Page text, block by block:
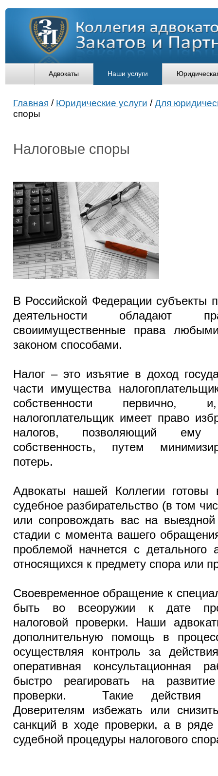
Адвокаты Наши услуги
Главная / Юридические услуги /Для
споры
Налоговые споры
В Российской Федерации субъекты
деятельности обладают
своиимущественные права
законом способами.
Налог – это изъятие в доход
части имущества
собственности первично,
налогоплательщик имеет право
налогов, позволяющий ему
собственность, путем
потерь.
Адвокаты нашей Коллегии готовы
судебное разбирательство (в том
или сопровождать вас на
стадии с момента вашего
проблемой начнется с детального
относящихся к предмету спора или
Своевременное обращение к
быть во всеоружии к дате
налоговой проверки. Наши
дополнительную помощь в
осуществляя контроль за
оперативная консультационная
быстро реагировать на
проверки. Такие действия
Доверителям избежать или
санкций в ходе проверки, а в ряде
судебной процедуры налогового